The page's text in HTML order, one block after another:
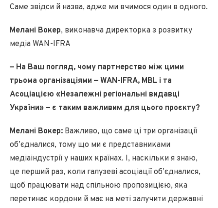
Саме звідси й назва, адже ми вчимося один в одного.
Мелані Вокер, виконавча директорка з розвитку
медіа WAN-IFRA
— На Ваш погляд, чому партнерство між цими
трьома організаціями — WAN-IFRA, MBL і та
Асоціацією «Незалежні регіональні видавці
України» — є таким важливим для цього проєкту?
Мелані Вокер: Важливо, що саме ці три організації
об’єдналися, тому що ми є представниками
медіаіндустрії у наших країнах. І, наскільки я знаю,
це перший раз, коли галузеві асоціації об’єдналися,
щоб працювати над спільною пропозицією, яка
перетинає кордони й має на меті залучити державні